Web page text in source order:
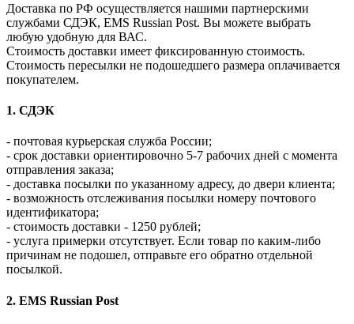
Доставка по РФ осуществляется нашими партнерскими
службами СДЭК, EMS Russian Post. Вы можете выбрать
любую удобную для ВАС.
Стоимость доставки имеет фиксированную стоимость.
Стоимость пересылки не подошедшего размера оплачивается
покупателем.
1. СДЭК
- почтовая курьерская служба России;
- срок доставки ориентировочно 5-7 рабочих дней с момента
отправления заказа;
- доставка посылки по указанному адресу, до двери клиента;
- возможность отслеживания посылки номеру почтового
идентификатора;
- стоимость доставки - 1250 рублей;
- услуга примерки отсутствует. Если товар по каким-либо
причинам не подошел, отправьте его обратно отдельной
посылкой.
2. EMS Russian Post